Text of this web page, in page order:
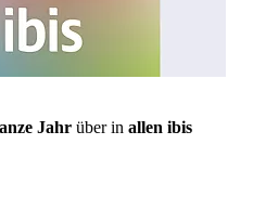
Jahr über in allen ibis